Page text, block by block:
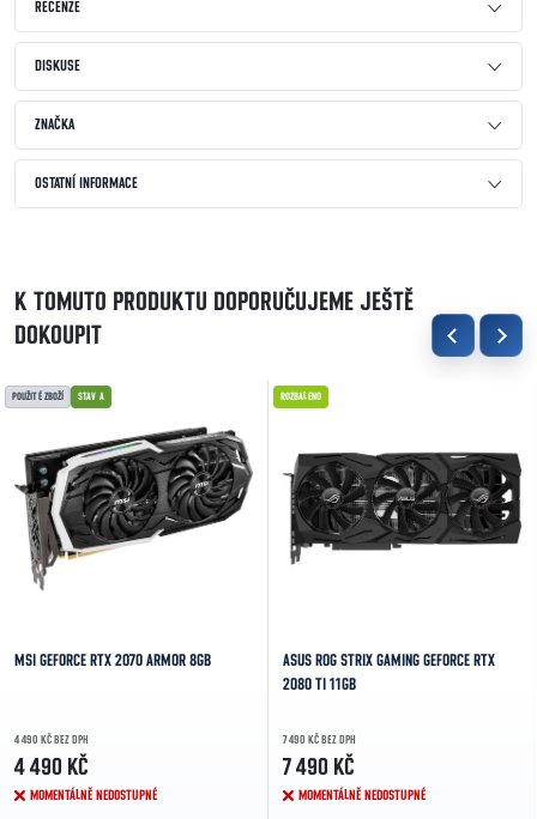
RECENZE
DISKUSE
ZNAČKA
OSTATNÍ INFORMACE
K TOMUTO PRODUKTU DOPORUČUJEME JEŠTĚ
DOKOUPIT
POUŽITÉ ZBOŽÍ STAV A
MSI GEFORCE RTX 2070 ARMOR 8GB
4 490 KČ BEZ DPH
4 490 KČ
MOMENTÁLNĚ NEDOSTUPNÉ
ROZBALENO
ASUS ROG STRIX GAMING GEFORCE RTX
2080 TI 11GB
7 490 KČ BEZ DPH
7 490 KČ
MOMENTÁLNĚ NEDOSTUPNÉ